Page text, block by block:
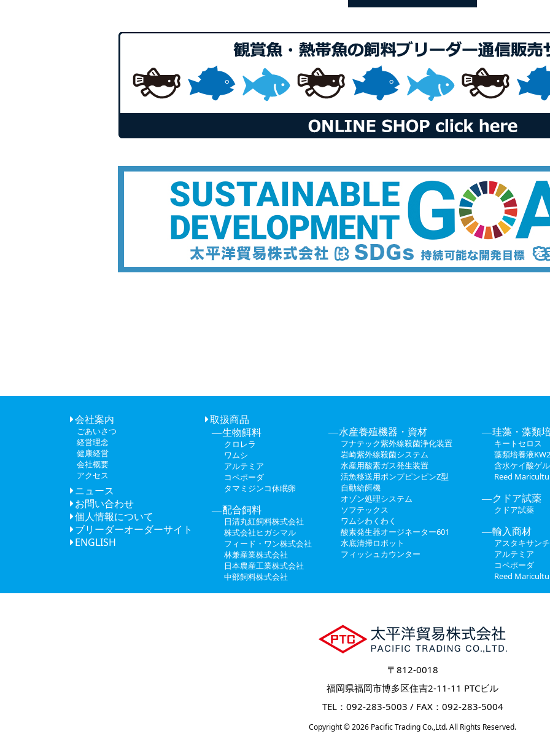
会社案内
ごあいさつ
経営理念
健康経営
会社概要
アクセス
ニュース
お問い合わせ
個人情報について
ブリーダーオーダーサイト
ENGLISH
取扱商品
生物餌料
クロレラ
ワムシ
アルテミア
コペポーダ
タマミジンコ休眠卵
配合飼料
日清丸紅飼料株式会社
株式会社ヒガシマル
フィード・ワン株式会社
林兼産業株式会社
日本農産工業株式会社
中部飼料株式会社
水産養殖機器・資材
フナテック紫外線殺菌浄化装置
岩崎紫外線殺菌システム
水産用酸素ガス発生装置
活魚移送用ポンプピンピンZ型
自動給餌機
オゾン処理システム
ソフテックス
ワムシわくわく
酸素発生器オージネーター601
水底清掃ロボット
フィッシュカウンター
珪藻・藻類
キートセロス
藻類培養液
含水ケイ酸ゲ
Reed
クドア試薬
クドア試薬
輸入商材
アスタキサン
アルテミア
コペポーダ
Reed
〒812-0018
福岡県福岡市博多区住吉2-11-11 PTCビル
TEL：092-283-5003 / FAX：092-283-5004
Copyright© 2026 Pacific Trading Co.,Ltd.All Rights Reserved.